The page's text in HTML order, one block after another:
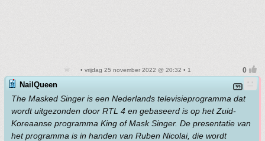
• vrijdag 25 november 2022 @ 20:32 • 1
NailQueen
The Masked Singer is een Nederlands televisieprogramma dat
wordt uitgezonden door RTL 4 en gebaseerd is op het Zuid-
Koreaanse programma King of Mask Singer. De presentatie van
het programma is in handen van Ruben Nicolai, die wordt